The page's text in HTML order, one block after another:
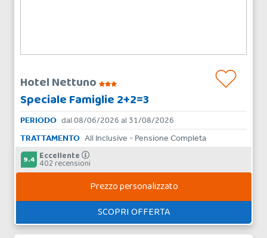
Hotel Nettuno
Speciale Famiglie 2+2=3
PERIODO dal 08/06/2026 al 31/08/2026
TRATTAMENTO All Inclusive - Pensione Completa
9.4 Eccellente
402 recensioni
Prezzo personalizzato
SCOPRI OFFERTA